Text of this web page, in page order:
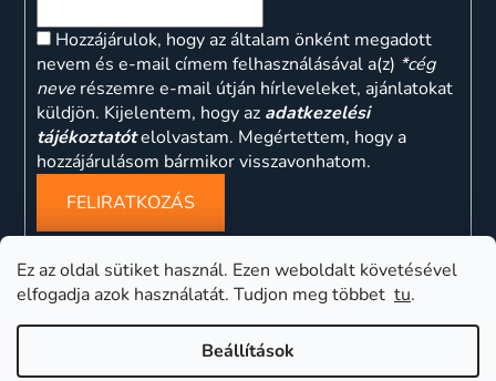
Ez az oldal sütiket használ. Ezen weboldalt követésével
elfogadja azok használatát. Tudjon meg többet tu.
Beállítások
Hozzájárulok, hogy az általam önként megadott
nevem és e-mail címem felhasználásával a(z) *cég
neve részemre e-mail útján hírleveleket, ajánlatokat
küldjön. Kijelentem, hogy az adatkezelési
tájékoztatótelolvastam. Megértettem, hogy a
hozzájárulásom bármikor visszavonhatom.
FELIRATKOZÁS
ns